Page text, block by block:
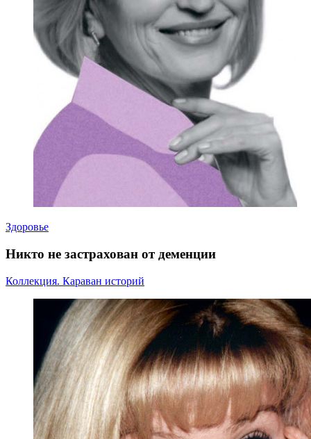
Здоровье
Никто не застрахован от деменции
Коллекция. Караван историй